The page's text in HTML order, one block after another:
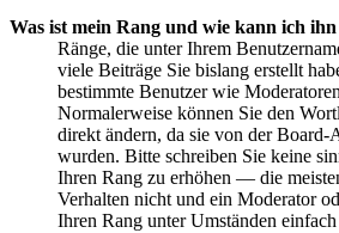
Was ist mein Rang und wie kann ich
Ränge, die unter Ihrem
viele Beiträge Sie bislang erstellt
bestimmte Benutzer wie
Normalerweise können Sie den
direkt ändern, da sie von der Board-
wurden. Bitte schreiben Sie keine
Ihren Rang zu erhöhen — die
Verhalten nicht und ein Moderator
Ihren Rang unter Umständen